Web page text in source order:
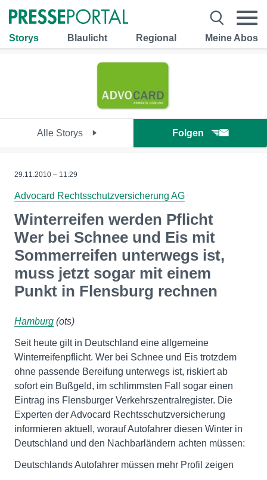
Storys Blaulicht Regional Meine Abos
Alle Storys Folgen
29.11.2010 – 11:29
Advocard Rechtsschutzversicherung AG
Winterreifen werden Pflicht
Wer bei Schnee und Eis mit
Sommerreifen unterwegs ist,
muss jetzt sogar mit einem
Punkt in Flensburg rechnen
Hamburg (ots)
Seit heute gilt in Deutschland eine allgemeine
Winterreifenpflicht. Wer bei Schnee und Eis trotzdem
ohne passende Bereifung unterwegs ist, riskiert ab
sofort ein Bußgeld, im schlimmsten Fall sogar einen
Eintrag ins Flensburger Verkehrszentralregister. Die
Experten der Advocard Rechtsschutzversicherung
informieren aktuell, worauf Autofahrer diesen Winter in
Deutschland und den Nachbarländern achten müssen:
Deutschlands Autofahrer müssen mehr Profil zeigen